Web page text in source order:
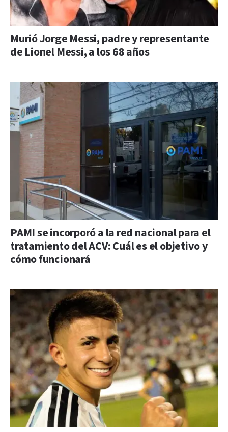
Murió Jorge Messi, padre y representante
de Lionel Messi, a los 68 años
PAMI se incorporó a la red nacional para el
tratamiento del ACV: Cuál es el objetivo y
cómo funcionará